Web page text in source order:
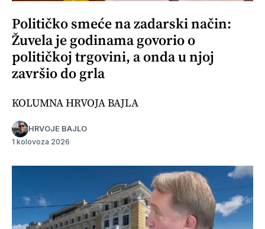
Političko smeće na zadarski način:
Žuvela je godinama govorio o
političkoj trgovini, a onda u njoj
završio do grla
KOLUMNA HRVOJA BAJLA
HRVOJE BAJLO
1 kolovoza 2026